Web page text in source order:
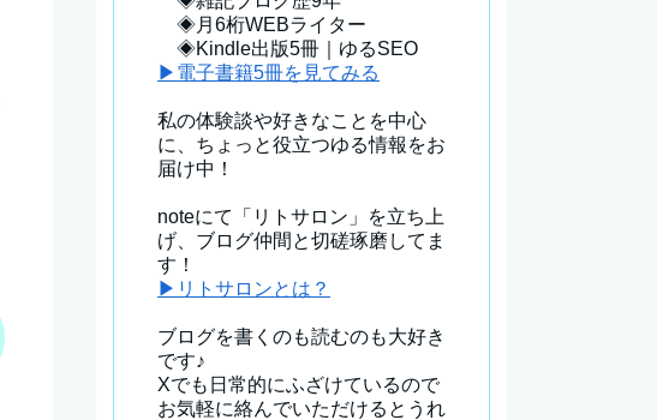
◈月6桁WEBライター
◈Kindle出版5冊｜ゆるSEO
▶電子書籍5冊を見てみる
私の体験談や好きなことを中心
に、ちょっと役立つゆる情報をお
届け中！
noteにて「リトサロン」を立ち上
げ、ブログ仲間と切磋琢磨してま
す！
▶リトサロンとは？
ブログを書くのも読むのも大好き
です♪
Xでも日常的にふざけているので
お気軽に絡んでいただけるとうれ